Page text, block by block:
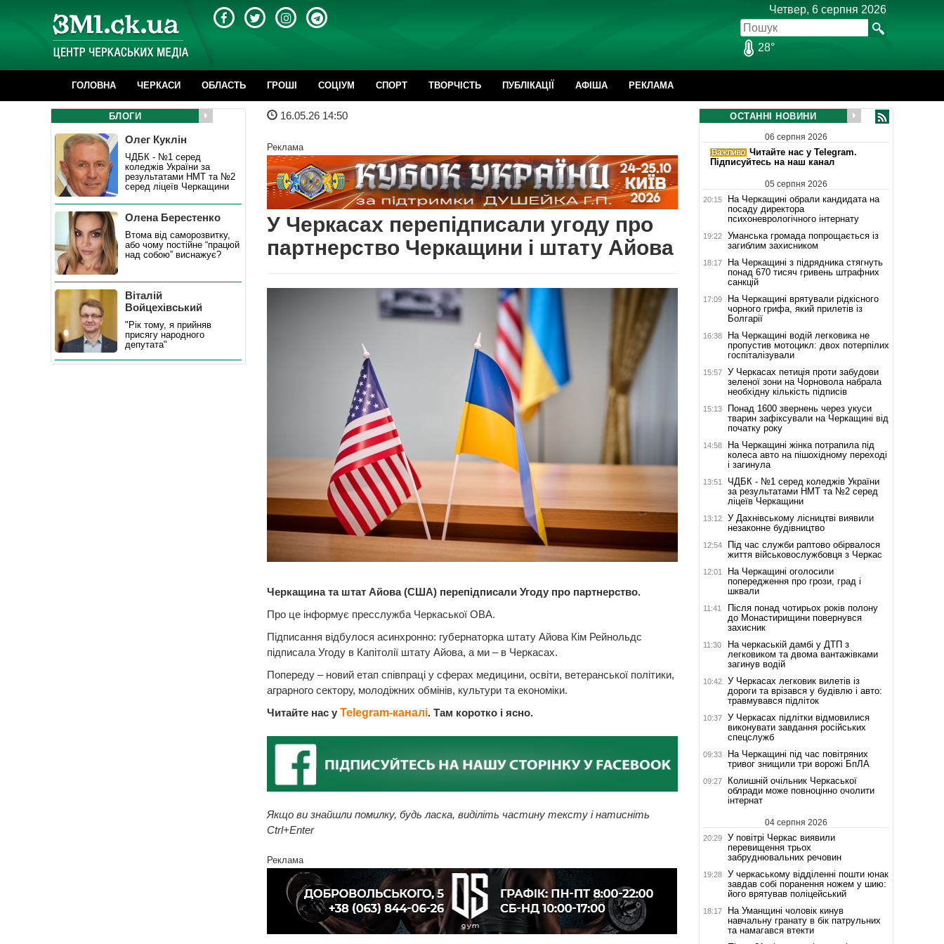
Четвер, 6 серпня 2026
28°
ГОЛОВНА ЧЕРКАСИ ОБЛАСТЬ ГРОШІ CОЦІУМ СПОРТ ТВОРЧІСТЬ ПУБЛІКАЦІЇ АФІША РЕКЛАМА
16.05.26 14:50
Реклама
У Черкасах перепідписали угоду про
партнерство Черкащини і штату Айова
Черкащина та штат Айова (США) перепідписали Угоду про партнерство.
Про це інформує пресслужба Черкаської ОВА.
Підписання відбулося асинхронно: губернаторка штату Айова Кім Рейнольдс
підписала Угоду в Капітолії штату Айова, а ми – в Черкасах.
Попереду – новий етап співпраці у сферах медицини, освіти, ветеранської політики,
аграрного сектору, молодіжних обмінів, культури та економіки.
Читайте нас у Telegram-каналі. Там коротко і ясно.
Якщо ви знайшли помилку, будь ласка, виділіть частину тексту і натисніть
Ctrl+Enter
Реклама
БЛОГИ
Олег Куклін
ЧДБК - №1 серед
коледжів України за
результатами НМТ та №2
серед ліцеїв Черкащини
Олена Берестенко
Втома від саморозвитку,
або чому постійне “працюй
над собою” виснажує?
Віталій
Войцехівський
"Рік тому, я прийняв
присягу народного
депутата"
ОСТАННІ НОВИНИ
06 серпня 2026
Читайте нас у Telegram.
Підписуйтесь на наш канал
05 серпня 2026
20:15
На Черкащині обрали кандидата на
посаду директора
психоневрологічного інтернату
19:22
Уманська громада попрощається із
загиблим захисником
18:17
На Черкащині з підрядника стягнуть
понад 670 тисяч гривень штрафних
санкцій
17:09
На Черкащині врятували рідкісного
чорного грифа, який прилетів із
Болгарії
16:38
На Черкащині водій легковика не
пропустив мотоцикл: двох потерпілих
госпіталізували
15:57
У Черкасах петиція проти забудови
зеленої зони на Чорновола набрала
необхідну кількість підписів
15:13
Понад 1600 звернень через укуси
тварин зафіксували на Черкащині від
початку року
14:58
На Черкащині жінка потрапила під
колеса авто на пішохідному переході
і загинула
13:51
ЧДБК - №1 серед коледжів України
за результатами НМТ та №2 серед
ліцеїв Черкащини
13:12
У Дахнівському лісництві виявили
незаконне будівництво
12:54
Під час служби раптово обірвалося
життя військовослужбовця з Черкас
12:01
На Черкащині оголосили
попередження про грози, град і
шквали
11:41
Після понад чотирьох років полону
до Монастирищини повернувся
захисник
11:30
На черкаській дамбі у ДТП з
легковиком та двома вантажівками
загинув водій
10:42
У Черкасах легковик вилетів із
дороги та врізався у будівлю і авто:
травмувався підліток
10:37
У Черкасах підлітки відмовилися
виконувати завдання російських
спецслужб
09:33
На Черкащині під час повітряних
тривог знищили три ворожі БпЛА
09:27
Колишній очільник Черкаської
облради може повноцінно очолити
інтернат
04 серпня 2026
20:29
У повітрі Черкас виявили
перевищення трьох
забруднювальних речовин
19:28
У черкаському відділенні пошти юнак
завдав собі поранення ножем у шию:
його врятував поліцейський
18:17
На Уманщині чоловік кинув
навчальну гранату в бік патрульних
та намагався втекти